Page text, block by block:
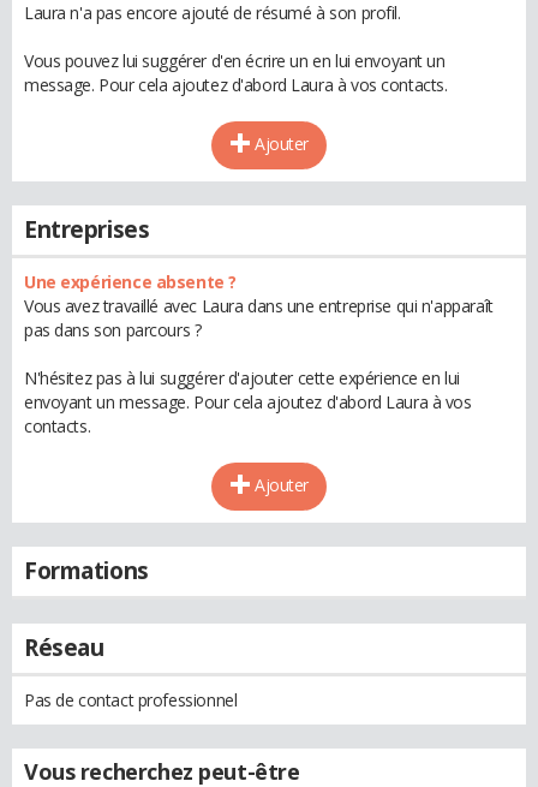
Laura n'a pas encore ajouté de résumé à son profil.
Vous pouvez lui suggérer d'en écrire un en lui envoyant un
message. Pour cela ajoutez d'abord Laura à vos contacts.
Ajouter
Entreprises
Une expérience absente ?
Vous avez travaillé avec Laura dans une entreprise qui n'apparaît
pas dans son parcours ?
N'hésitez pas à lui suggérer d'ajouter cette expérience en lui
envoyant un message. Pour cela ajoutez d'abord Laura à vos
contacts.
Ajouter
Formations
Réseau
Pas de contact professionnel
Vous recherchez peut-être